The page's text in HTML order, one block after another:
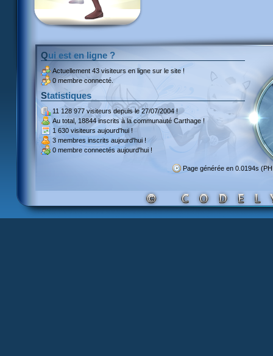
Qui est en ligne ?
Actuellement 43 visiteurs en ligne sur le site !
0 membre connecté.
Statistiques
11 128 977 visiteursdepuis le 27/07/2004 !
Au total, 18844 inscritsà la communauté Carthage !
1 630 visiteurs aujourd'hui !
3 membres inscrits aujourd'hui !
0 membre connectés aujourd'hui !
Page générée en 0.0194s